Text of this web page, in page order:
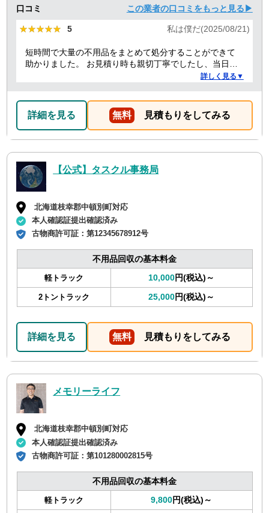
口コミ この業者の口コミをもっと見る▶
★★★★★
★★★★★ 5 私は僕だ(2025/08/21)
短時間で大量の不用品をまとめて処分することができて
助かりました。 お見積り時も親切丁寧でしたし、当日作
業を担当してくれた方たちも礼儀正しく気持ちよく対応
詳しく見る▼
詳細を見る 無料 見積もりをしてみる
【公式】タスクル事務局
北海道枝幸郡中頓別町対応
本人確認証提出確認済み
古物商許可証：第12345678912号
不用品回収の基本料金
軽トラック 10,000円(税込)～
2トントラック 25,000円(税込)～
詳細を見る 無料 見積もりをしてみる
メモリーライフ
北海道枝幸郡中頓別町対応
本人確認証提出確認済み
古物商許可証：第101280002815号
不用品回収の基本料金
軽トラック 9,800円(税込)～